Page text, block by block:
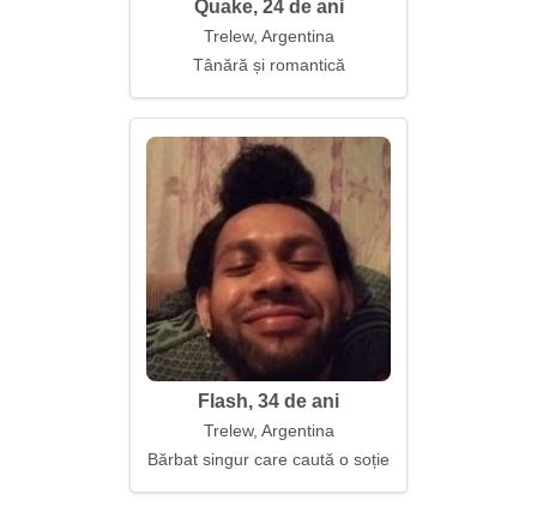
Quake, 24 de ani
Trelew, Argentina
Tânără și romantică
Flash, 34 de ani
Trelew, Argentina
Bărbat singur care caută o soție